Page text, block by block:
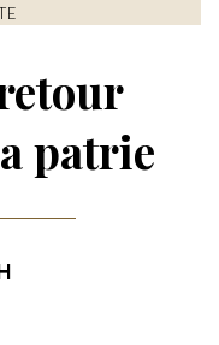
patrie